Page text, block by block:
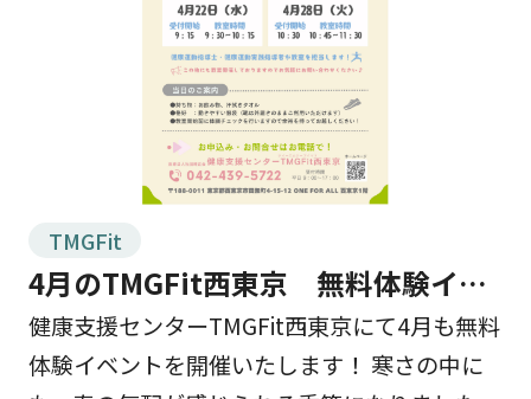
TMGFit
4月のTMGFit西東京 無料体験イベ
ントを開催します！
健康支援センターTMGFit西東京にて4月も無料
体験イベントを開催いたします！ 寒さの中に